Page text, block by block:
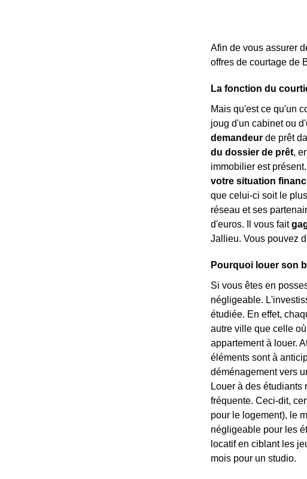
Afin de vous assurer
offres de courtage de
La fonction du
Mais qu'est ce qu'un
joug d'un cabinet ou
demandeur de prêt
du dossier de prêt,
immobilier est
votre situation
que celui-ci soit le
réseau et ses
d'euros. Il vous fait
Jallieu. Vous pouvez
Pourquoi louer son
Si vous êtes en
négligeable.
étudiée. En effet,
autre ville que celle
appartement à louer.
éléments sont à
déménagement vers
Louer à des étudiants
fréquente. Ceci-dit,
pour le logement), le
négligeable pour les
locatif en ciblant les
mois pour un studio.